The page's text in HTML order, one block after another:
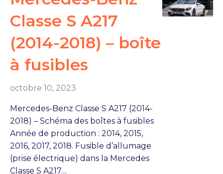
Classe S A217
(2014-2018) – boîte
à fusibles
octobre 10, 2023
Mercedes-Benz Classe S A217 (2014-
2018) – Schéma des boîtes à fusibles
Année de production : 2014, 2015,
2016, 2017, 2018. Fusible d’allumage
(prise électrique) dans la Mercedes
Classe S A217…